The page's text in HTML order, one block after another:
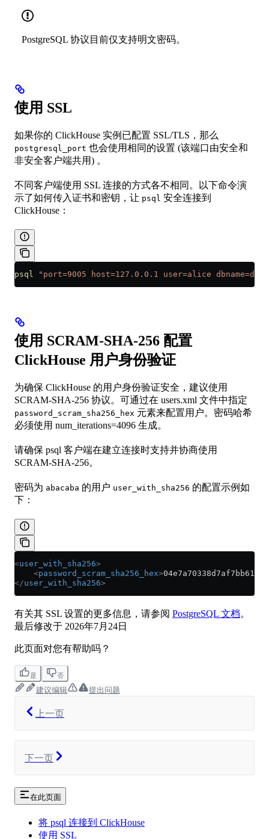
PostgreSQL 协议目前仅支持明文密码。
使用 SSL
如果你的 ClickHouse 实例已配置 SSL/TLS，那么
postgresql_port 也会使用相同的设置 (该端口由安全和
非安全客户端共用) 。
不同客户端使用 SSL 连接的方式各不相同。以下命令演
示了如何传入证书和密钥，让 psql 安全连接到
ClickHouse：
psql "port=9005 host=127.0.0.1 user=alice
使用 SCRAM-SHA-256 配置
ClickHouse 用户身份验证
为确保 ClickHouse 的用户身份验证安全，建议使用
SCRAM-SHA-256 协议。可通过在 users.xml 文件中指定
password_scram_sha256_hex 元素来配置用户。密码哈希
必须使用 num_iterations=4096 生成。
请确保 psql 客户端在建立连接时支持并协商使用
SCRAM-SHA-256。
密码为 abacaba 的用户 user_with_sha256 的配置示例如
下：
<user_with_sha256>
    <
password_scram_sha256_hex>
</user_with_sha256>
有关其 SSL 设置的更多信息，请参阅 PostgreSQL 文档。
最后修改于 2026年7月24日
此页面对您有帮助吗？
是 否
建议编辑 提出问题
上一页
下一页
在此页面
将 psql 连接到 ClickHouse
使用 SSL